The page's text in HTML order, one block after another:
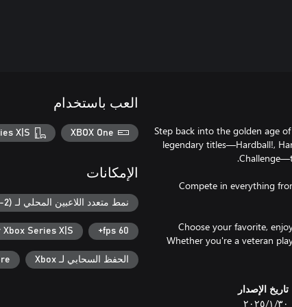
Step back into the golden age
legendary titles—Hardball!,
Compete in everything
Choose your favorite,
Whether you're a veteran
تاريخ الإصدار
٣٠‏/١‏/٢٠٢٥
العب باستخدام
XBOX One
X|S
الإمكانات
نمط متعدد اللاعبين المحلي لـ Xbox (2-2)
60 fps+
Series X|S
الحفظ السحابي لـ Xbox